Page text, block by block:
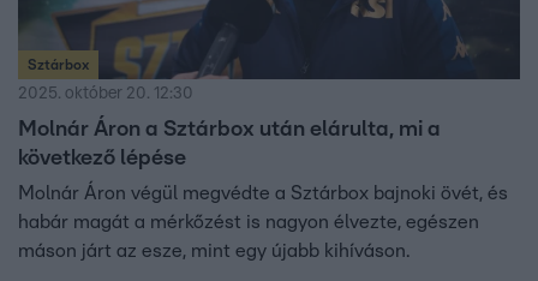
Sztárbox
2025. október 20. 12:30
Molnár Áron a Sztárbox után elárulta, mi a
következő lépése
Molnár Áron végül megvédte a Sztárbox bajnoki övét, és
habár magát a mérkőzést is nagyon élvezte, egészen
máson járt az esze, mint egy újabb kihíváson.